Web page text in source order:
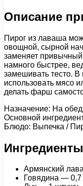
Описание
Пирог из лаваша
овощной, сырной
заменяет привычный
намного быстрее,
замешивать тесто. В
использовать мясо
делать фарш
Назначение: На
Основной
Блюдо: Выпечка /
Армянский
Говядина — 0,7